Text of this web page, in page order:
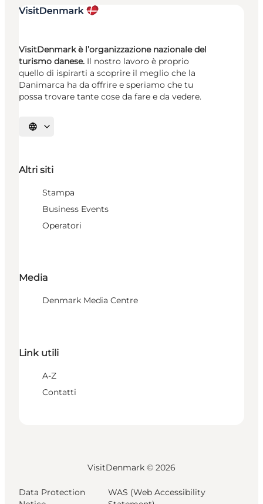
VisitDenmark è l’organizzazione nazionale del
turismo danese. Il nostro lavoro è proprio
quello di ispirarti a scoprire il meglio che la
Danimarca ha da offrire e speriamo che tu
possa trovare tante cose da fare e da vedere.
Seleziona la lingua
Altri siti
Stampa
Business Events
Operatori
Media
Denmark Media Centre
Link utili
A-Z
Contatti
VisitDenmark © 2026
Data Protection
WAS (Web Accessibility